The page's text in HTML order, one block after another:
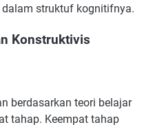
struktuf kognitifnya.
Konstruktivis
berdasarkan teori belajar
tahap. Keempat tahap